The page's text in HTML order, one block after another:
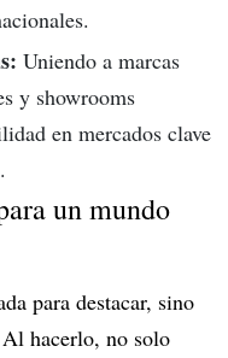
Uniendo a marcas
y showrooms
en mercados clave
un mundo
para destacar, sino
hacerlo, no solo